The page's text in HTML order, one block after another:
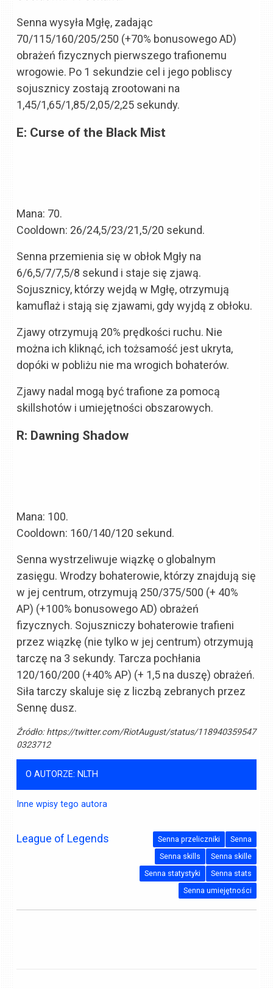
Senna wysyła Mgłę, zadając
70/115/160/205/250 (+70% bonusowego AD)
obrażeń fizycznych pierwszego trafionemu
wrogowie. Po 1 sekundzie cel i jego pobliscy
sojusznicy zostają zrootowani na
1,45/1,65/1,85/2,05/2,25 sekundy.
E: Curse of the Black Mist
Mana: 70.
Cooldown: 26/24,5/23/21,5/20 sekund.
Senna przemienia się w obłok Mgły na
6/6,5/7/7,5/8 sekund i staje się zjawą.
Sojusznicy, którzy wejdą w Mgłę, otrzymują
kamuflaż i stają się zjawami, gdy wyjdą z obłoku.
Zjawy otrzymują 20% prędkości ruchu. Nie
można ich kliknąć, ich tożsamość jest ukryta,
dopóki w pobliżu nie ma wrogich bohaterów.
Zjawy nadal mogą być trafione za pomocą
skillshotów i umiejętności obszarowych.
R: Dawning Shadow
Mana: 100.
Cooldown: 160/140/120 sekund.
Senna wystrzeliwuje wiązkę o globalnym
zasięgu. Wrodzy bohaterowie, którzy znajdują się
w jej centrum, otrzymują 250/375/500 (+ 40%
AP) (+100% bonusowego AD) obrażeń
fizycznych. Sojuszniczy bohaterowie trafieni
przez wiązkę (nie tylko w jej centrum) otrzymują
tarczę na 3 sekundy. Tarcza pochłania
120/160/200 (+40% AP) (+ 1,5 na duszę) obrażeń.
Siła tarczy skaluje się z liczbą zebranych przez
Sennę dusz.
Źródło:https://twitter.com/RiotAugust/status/118940359547
0323712
O AUTORZE: NLTH
Inne wpisy tego autora
League of Legends Senna
Senna przeliczniki
Senna skille
Senna skills
Senna stats
Senna statystyki
Senna umiejętności